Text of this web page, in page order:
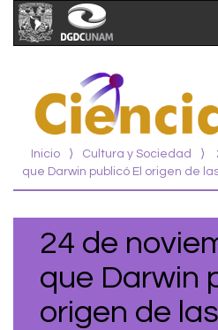
Inicio ⟩ Cultura y Sociedad ⟩
que Darwin publicó El origen de
24 de
que Darwin
origen de